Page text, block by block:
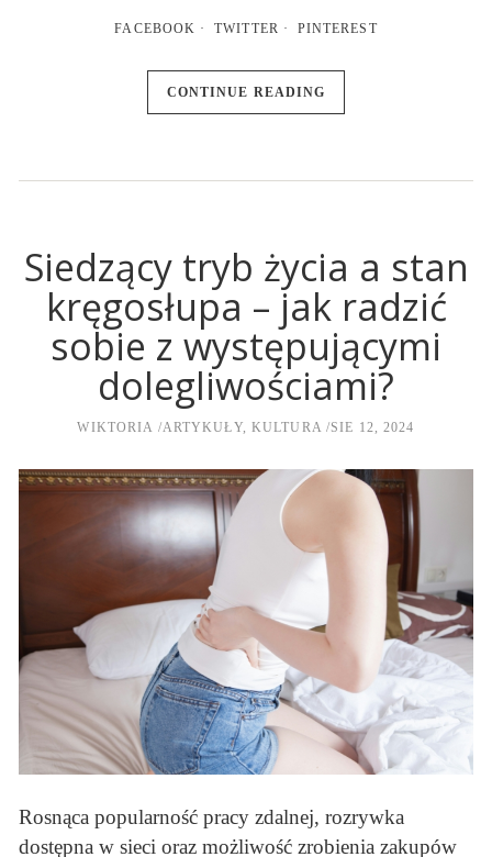
FACEBOOK TWITTER PINTEREST
CONTINUE READING
Siedzący tryb życia a stan
kręgosłupa – jak radzić
sobie z występującymi
dolegliwościami?
WIKTORIA ARTYKUŁY, KULTURA SIE 12, 2024
Rosnąca popularność pracy zdalnej, rozrywka
dostępna w sieci oraz możliwość zrobienia zakupów